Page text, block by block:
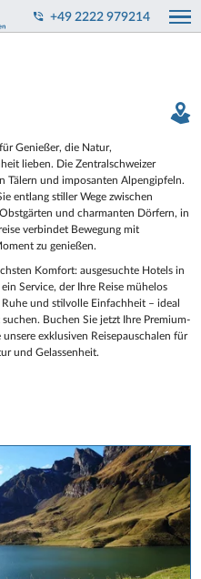
+49 2222 979214
Genießer, die Natur,
lieben. Die Zentralschweizer
Tälern und imposanten Alpengipfeln.
entlang stiller Wege zwischen
und charmanten Dörfern, in
verbindet Bewegung mit
zu genießen.
Komfort: ausgesuchte Hotels in
Service, der Ihre Reise mühelos
und stilvolle Einfachheit – ideal
Buchen Sie jetzt Ihre Premium-
exklusiven Reisepauschalen für
und Gelassenheit.